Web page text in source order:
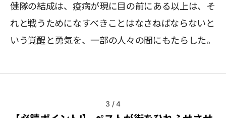
健隊の結成は、疫病が現に目の前にある以上は、そ
れと戦うためになすべきことはなさねばならないと
いう覚醒と勇気を、一部の人々の間にもたらした。
3 /4